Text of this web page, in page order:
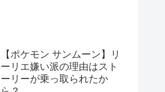
【ポケモン サンムーン】リ
ーリエ嫌い派の理由はスト
ーリーが乗っ取られたか